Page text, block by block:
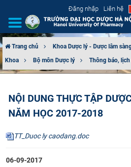
Đăng nhập Liên hệ
GIỚI THIỆU
TUYỂN SINH
ĐÀO TẠO
ĐẢM BẢO CHẤT LƯỢNG
Trang chủ Khoa Dược lý - Dược lâm
Khoa
Bộ môn Dược lý Thông báo,
NỘI DUNG THỰC TẬP
NĂM HỌC 2017-2018
TT_Duoc ly caodang.doc
06-09-2017